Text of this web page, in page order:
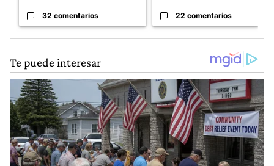
32 comentarios 22 comentarios